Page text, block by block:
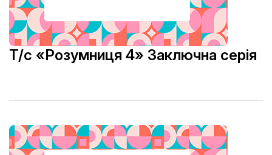
Т/с «Розумниця 4» Заключна серія